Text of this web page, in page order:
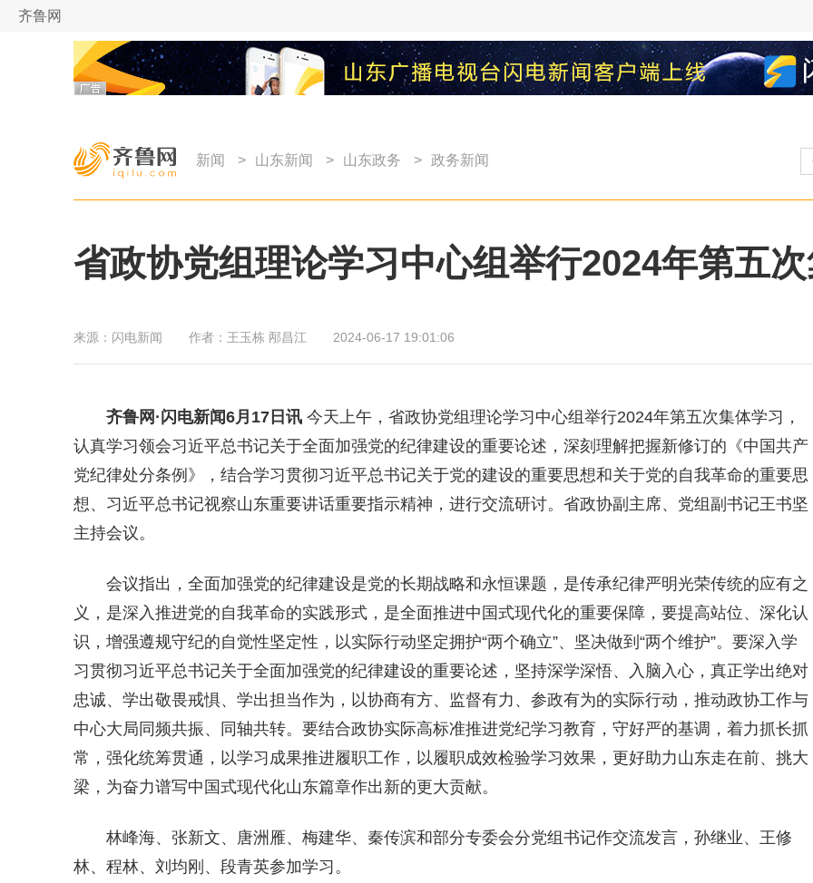
齐鲁网
新闻 > 山东新闻 > 山东政务 > 政务新闻
省政协党组理论学习中心组举行2024年第五
来源： 闪电新闻 作者： 王玉栋 邴昌江 2024-06-17 19:01:06
齐鲁网 ·闪电新闻6月17日讯今天上午，省政协党组理论学习中心组举行2024年第五次集体学习，
认真学习领会习近平总书记关于全面加强党的纪律建设的重要论述，深刻理解把握新修订的《中国共产
党纪律处分条例》，结合学习贯彻习近平总书记关于党的建设的重要思想和关于党的自我革命的重要思
想、习近平总书记视察山东重要讲话重要指示精神，进行交流研讨。省政协副主席、党组副书记王书坚
主持会议。
会议指出，全面加强党的纪律建设是党的长期战略和永恒课题，是传承纪律严明光荣传统的应有之
义，是深入推进党的自我革命的实践形式，是全面推进中国式现代化的重要保障，要提高站位、深化认
识，增强遵规守纪的自觉性坚定性，以实际行动坚定拥护“两个确立”、坚决做到“两个维护”。要深入学
习贯彻习近平总书记关于全面加强党的纪律建设的重要论述，坚持深学深悟、入脑入心，真正学出绝对
忠诚、学出敬畏戒惧、学出担当作为，以协商有方、监督有力、参政有为的实际行动，推动政协工作与
中心大局同频共振、同轴共转。要结合政协实际高标准推进党纪学习教育，守好严的基调，着力抓长抓
常，强化统筹贯通，以学习成果推进履职工作，以履职成效检验学习效果，更好助力山东走在前、挑大
梁，为奋力谱写中国式现代化山东篇章作出新的更大贡献。
林峰海、张新文、唐洲雁、梅建华、秦传滨和部分专委会分党组书记作交流发言，孙继业、王修
林、程林、刘均刚、段青英参加学习。